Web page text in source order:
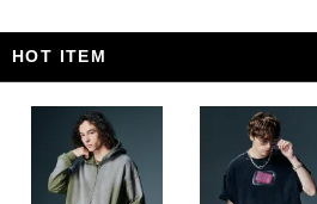
HOT ITEM